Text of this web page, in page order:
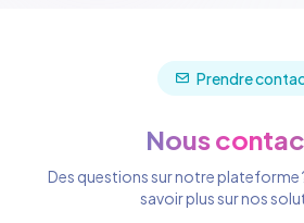
Prendre
Nous
Des questions sur notre plateforme
savoir plus sur nos